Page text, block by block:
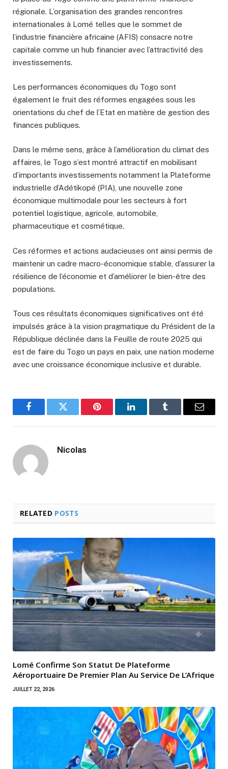
régionale. L’organisation des grandes rencontres
internationales à Lomé telles que le sommet de
l’industrie financière africaine (AFIS) consacre notre
capitale comme un hub financier avec l’attractivité des
investissements.
Les performances économiques du Togo sont
également le fruit des réformes engagées sous les
orientations du chef de l’Etat en matière de gestion des
finances publiques.
Dans le même sens, grâce à l’amélioration du climat des
affaires, le Togo s’est montré attractif en mobilisant
d’importants investissements notamment la Plateforme
industrielle d’Adétikopé (PIA), une nouvelle zone
économique multimodale pour les secteurs à fort
potentiel logistique, agricole, automobile,
pharmaceutique et cosmétique.
Ces réformes et actions audacieuses ont ainsi permis de
maintenir un cadre macro-économique stable, d’assurer la
résilience de l’économie et d’améliorer le bien-être des
populations.
Tous ces résultats économiques significatives ont été
impulsés grâce à la vision pragmatique du Président de la
République déclinée dans la Feuille de route 2025 qui
est de faire du Togo un pays en paix, une nation moderne
avec une croissance économique inclusive et durable.
FacebookTwitter Pinterest LinkedInTumblr Email
Nicolas
RELATED POSTS
Lomé Confirme Son Statut De Plateforme
Aéroportuaire De Premier Plan Au Service De L’Afrique
JUILLET 22, 2026